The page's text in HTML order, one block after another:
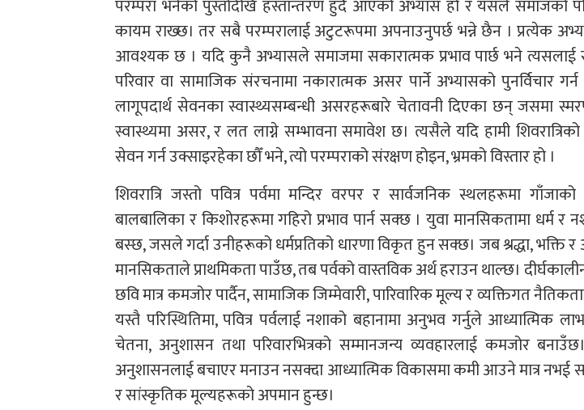
परम्परा भनेको पुस्तौँदेखि हस्तान्तरण हुँदै आएको अभ्यास हो र यसले समाजको
कायम राख्छ। तर सबै परम्परालाई अटुटरूपमा अपनाउनुपर्छ भन्ने छैन । प्रत्येक
आवश्यक छ । यदि कुनै अभ्यासले समाजमा सकारात्मक प्रभाव पार्छ भने त्यसलाई
परिवार वा सामाजिक संरचनामा नकारात्मक असर पार्ने अभ्यासको पुनर्विचार
लागूपदार्थ सेवनका स्वास्थ्यसम्बन्धी असरहरूबारे चेतावनी दिएका छन् जसमा
स्वास्थ्यमा असर, र लत लाग्ने सम्भावना समावेश छ। त्यसैले यदि हामी
सेवन गर्न उक्साइरहेका छौँ भने, त्यो परम्पराको संरक्षण होइन, भ्रमको विस्तार हो ।
शिवरात्रि जस्तो पवित्र पर्वमा मन्दिर वरपर र सार्वजनिक स्थलहरूमा
बालबालिका र किशोरहरूमा गहिरो प्रभाव पार्न सक्छ । युवा मानसिकतामा धर्म र
बस्छ, जसले गर्दा उनीहरूको धर्मप्रतिको धारणा विकृत हुन सक्छ। जब श्रद्धा, भक्ति र
मानसिकताले प्राथमिकता पाउँछ, तब पर्वको वास्तविक अर्थ हराउन थाल्छ।
छवि मात्र कमजोर पार्दैन, सामाजिक जिम्मेवारी, पारिवारिक मूल्य र व्यक्तिगत
यस्तै परिस्थितिमा, पवित्र पर्वलाई नशाको बहानामा अनुभव गर्नुले आध्यात्मिक
चेतना, अनुशासन तथा परिवारभित्रको सम्मानजन्य व्यवहारलाई कमजोर
अनुशासनलाई बचाएर मनाउन नसक्दा आध्यात्मिक विकासमा कमी आउने मात्र नभई
र सांस्कृतिक मूल्यहरूको अपमान हुन्छ।